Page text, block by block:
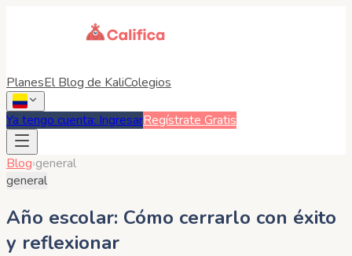
PlanesEl Blog de KaliColegios
Ya tengo cuenta: IngresarRegístrate Gratis
Blog›general
general
Año escolar: Cómo cerrarlo con éxito
y reflexionar